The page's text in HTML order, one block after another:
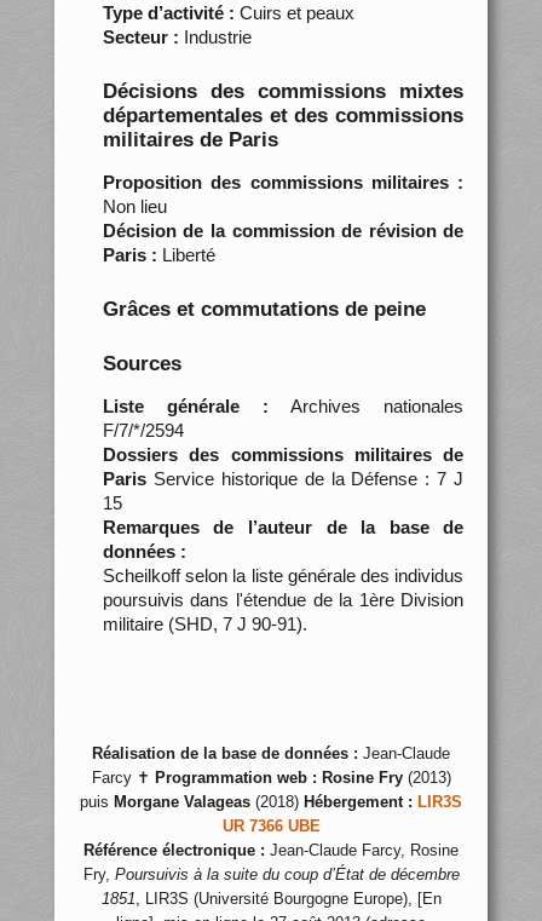
Type d’activité : Cuirs et peaux
Secteur : Industrie
Décisions des commissions mixtes
départementales et des commissions
militaires de Paris
Proposition des commissions militaires :
Non lieu
Décision de la commission de révision de
Paris : Liberté
Grâces et commutations de peine
Sources
Liste générale : Archives nationales
F/7/*/2594
Dossiers des commissions militaires de
ParisService historique de la Défense : 7 J
15
Remarques de l’auteur de la base de
données :
Scheilkoff selon la liste générale des individus
poursuivis dans l'étendue de la 1ère Division
militaire (SHD, 7 J 90-91).
Réalisation de la base de données : Jean-Claude
Farcy ✝ Programmation web : Rosine Fry(2013)
puis Morgane Valageas (2018) Hébergement : LIR3S
UR 7366 UBE
Référence électronique : Jean-Claude Farcy, Rosine
Fry, Poursuivis à la suite du coup d’État de décembre
1851, LIR3S (Université Bourgogne Europe), [En